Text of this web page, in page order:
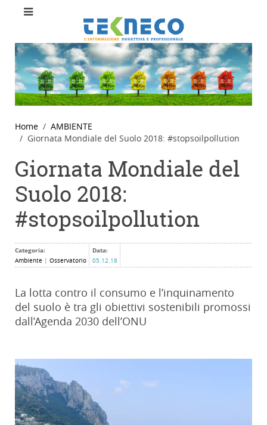
Home
AMBIENTE
Giornata Mondiale del Suolo 2018: #stopsoilpollution
Giornata Mondiale del
Suolo 2018:
#stopsoilpollution
Categoria:
Ambiente Osservatorio
Data:
05.12.18
La lotta contro il consumo e l’inquinamento
del suolo è tra gli obiettivi sostenibili promossi
dall’Agenda 2030 dell’ONU